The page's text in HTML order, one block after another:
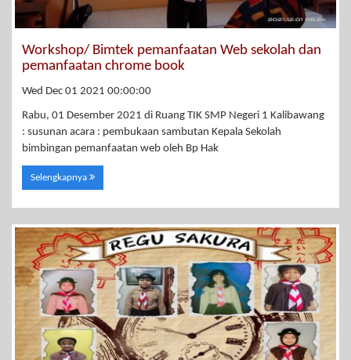
Workshop/ Bimtek pemanfaatan Web sekolah dan
pemanfaatan chrome book
Wed Dec 01 2021 00:00:00
Rabu, 01 Desember 2021 di Ruang TIK SMP Negeri 1 Kalibawang
: susunan acara : pembukaan sambutan Kepala Sekolah
bimbingan pemanfaatan web oleh Bp Hak
Selengkapnya